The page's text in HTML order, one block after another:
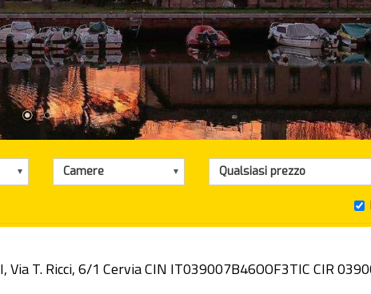
Camere Qualsiasi prezzo
T. Ricci, 6/1 Cervia CIN IT039007B46OOF3TIC CIR